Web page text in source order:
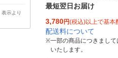
示より
最短翌日お届け
3,780円(税込)以上で基本
配送料について
※一部の商品につきまし
いたします。